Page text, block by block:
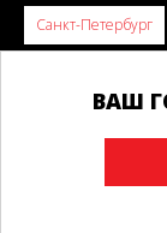
Санкт-Петербург
ВАШ
Главная